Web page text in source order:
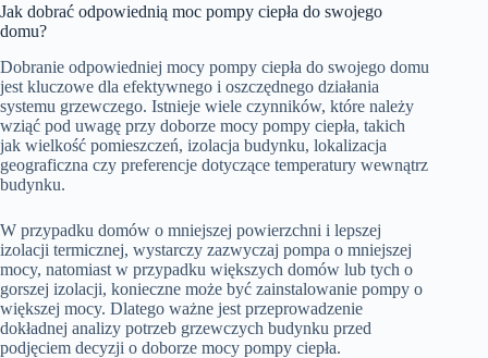
Jak dobrać odpowiednią moc pompy ciepła do swojego
domu?
Dobranie odpowiedniej mocy pompy ciepła do swojego domu
jest kluczowe dla efektywnego i oszczędnego działania
systemu grzewczego. Istnieje wiele czynników, które należy
wziąć pod uwagę przy doborze mocy pompy ciepła, takich
jak wielkość pomieszczeń, izolacja budynku, lokalizacja
geograficzna czy preferencje dotyczące temperatury wewnątrz
budynku.
W przypadku domów o mniejszej powierzchni i lepszej
izolacji termicznej, wystarczy zazwyczaj pompa o mniejszej
mocy, natomiast w przypadku większych domów lub tych o
gorszej izolacji, konieczne może być zainstalowanie pompy o
większej mocy. Dlatego ważne jest przeprowadzenie
dokładnej analizy potrzeb grzewczych budynku przed
podjęciem decyzji o doborze mocy pompy ciepła.